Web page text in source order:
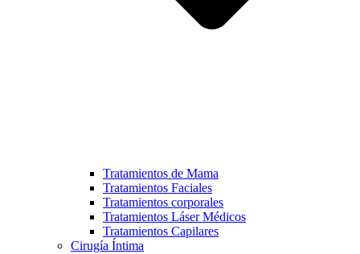
Tratamientos de Mama
Tratamientos Faciales
Tratamientos corporales
Tratamientos Láser Médicos
Tratamientos Capilares
Cirugía Íntima